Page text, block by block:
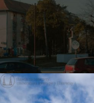
СА 27.
САНАЦИЈУ